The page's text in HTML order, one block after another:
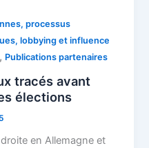
processus
lobbying et influence
, Publications partenaires
tracés avant
élections
en Allemagne et